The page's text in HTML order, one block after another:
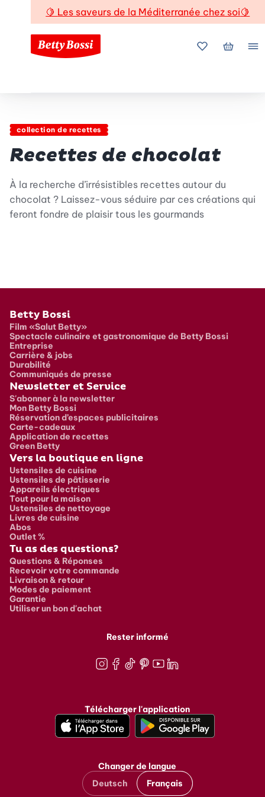
🍋 Les saveurs de la Méditerranée chez soi🍋
Mes favoris
Mon
collection de recettes
Recettes de chocolat
À la recherche d’irrésistibles recettes autour du
chocolat ? Laissez-vous séduire par ces créations qui
feront fondre de plaisir tous les gourmands
Pied de page
Betty Bossi
Film «Salut Betty»
Spectacle culinaire et gastronomique de Betty Bossi
Entreprise
Carrière & jobs
Durabilité
Communiqués de presse
Newsletter et Service
S'abonner à la newsletter
Mon Betty Bossi
Réservation d’espaces publicitaires
Carte-cadeaux
Application de recettes
Green Betty
Vers la boutique en ligne
Ustensiles de cuisine
Ustensiles de pâtisserie
Appareils électriques
Tout pour la maison
Ustensiles de nettoyage
Livres de cuisine
Abos
Outlet %
Tu as des questions?
Questions & Réponses
Recevoir votre commande
Livraison & retour
Modes de paiement
Garantie
Utiliser un bon d'achat
Rester informé
Télécharger l'application
Changer de langue
Deutsch
Français